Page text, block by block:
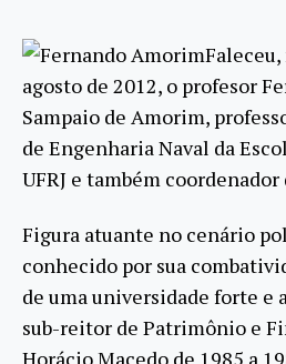
agosto de 2012, o profesor
Sampaio de Amorim,
de Engenharia Naval da
UFRJ e também
Figura atuante no cenário
conhecido por sua
de uma universidade forte e
sub-reitor de Patrimônio e